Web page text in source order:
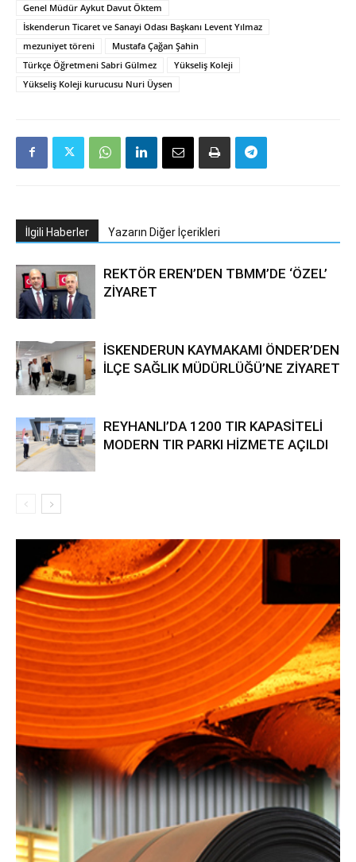
Genel Müdür Aykut Davut Öktem
İskenderun Ticaret ve Sanayi Odası Başkanı Levent Yılmaz
mezuniyet töreni
Mustafa Çağan Şahin
Türkçe Öğretmeni Sabri Gülmez
Yükseliş Koleji
Yükseliş Koleji kurucusu Nuri Üysen
İlgili Haberler Yazarın Diğer İçerikleri
REKTÖR EREN’DEN TBMM’DE ‘ÖZEL’
ZİYARET
İSKENDERUN KAYMAKAMI ÖNDER’DEN
İLÇE SAĞLIK MÜDÜRLÜĞÜ’NE ZİYARET
REYHANLI’DA 1200 TIR KAPASİTELİ
MODERN TIR PARKI HİZMETE AÇILDI